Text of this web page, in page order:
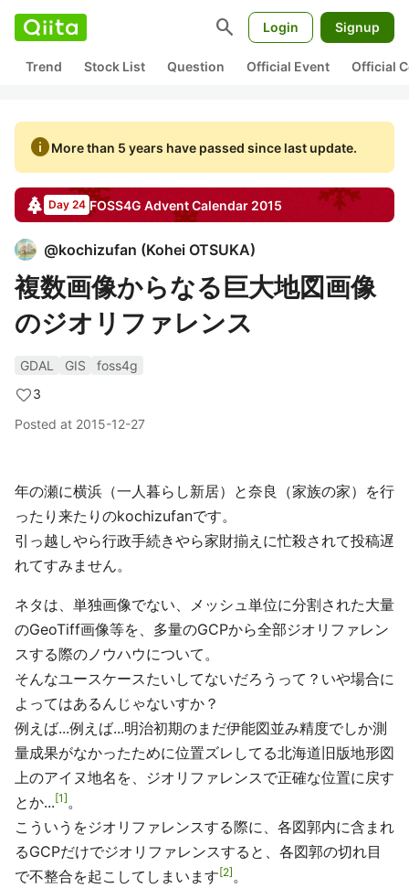
search Login Signup
Trend Stock List Question Official Event Official
infoMore than 5 years have passed since last update.
Day 24 FOSS4G Advent Calendar 2015
@kochizufan (Kohei OTSUKA)
複数画像からなる巨大地図画像
のジオリファレンス
GDAL GIS
foss4g
3
Posted at 2015-12-27
年の瀬に横浜（一人暮らし新居）と奈良（家族の家）を行
ったり来たりのkochizufanです。
引っ越しやら行政手続きやら家財揃えに忙殺されて投稿遅
れてすみません。
ネタは、単独画像でない、メッシュ単位に分割された大量
のGeoTiff画像等を、多量のGCPから全部ジオリファレン
スする際のノウハウについて。
そんなユースケースたいしてないだろうって？いや場合に
よってはあるんじゃないすか？
例えば...例えば...明治初期のまだ伊能図並み精度でしか測
量成果がなかったために位置ズレしてる北海道旧版地形図
上のアイヌ地名を、ジオリファレンスで正確な位置に戻す
とか... 1 。
こういうをジオリファレンスする際に、各図郭内に含まれ
るGCPだけでジオリファレンスすると、各図郭の切れ目
で不整合を起こしてしまいます 2 。